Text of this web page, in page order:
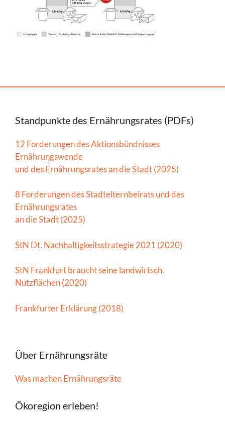
Standpunkte des Ernährungsrates (PDFs)
12 Forderungen des Aktionsbündnisses
Ernährungswende
und des Ernährungsrates an die Stadt (2025)
8 Forderungen des Stadtelternbeirats und des
Ernährungsrates
an die Stadt (2025)
StN Dt. Nachhaltigkeitsstrategie 2021 (2020)
StN Frankfurt braucht seine landwirtsch.
Nutzflächen (2020)
Frankfurter Erklärung (2018)
Über Ernährungsräte
Was machen Ernährungsräte
Ökoregion erleben!